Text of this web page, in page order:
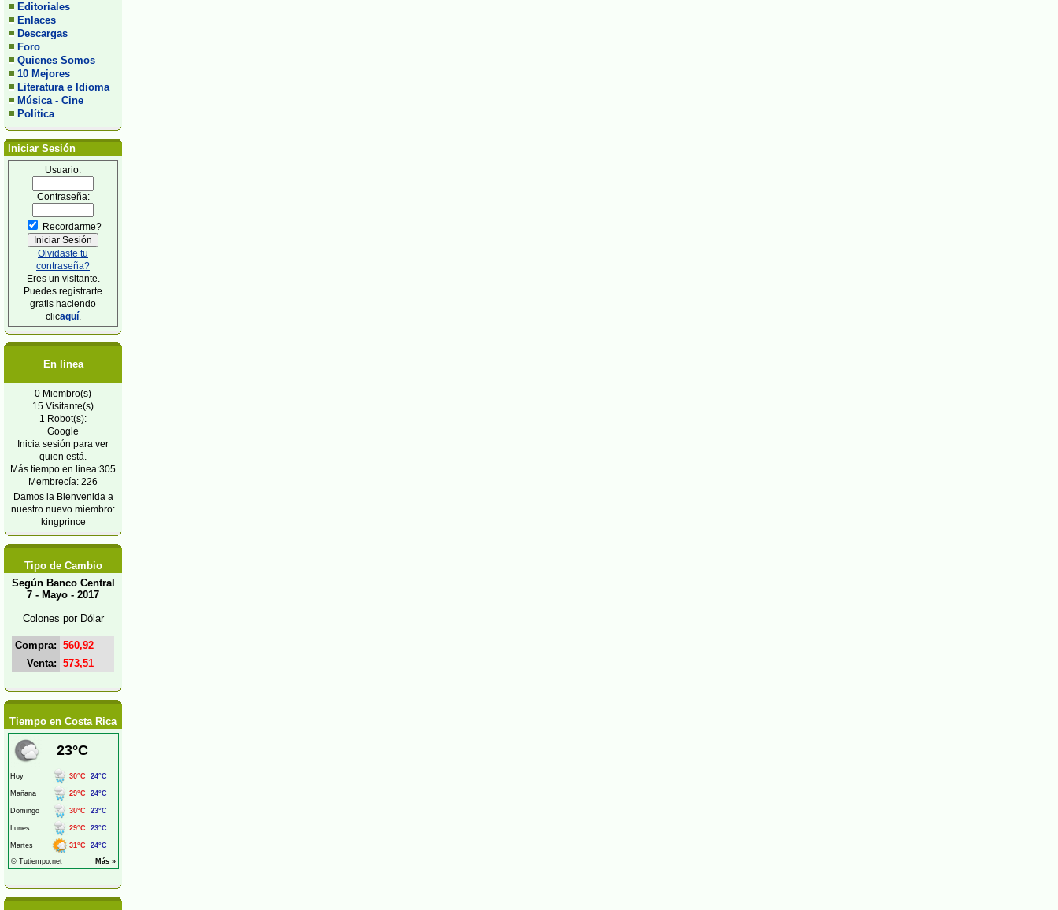
Editoriales
Enlaces
Descargas
Foro
Quienes Somos
10 Mejores
Literatura e Idioma
Música - Cine
Política
Iniciar Sesión
Usuario:
Contraseña:
Recordarme?
Olvidaste tu
contraseña?
Eres un visitante.
Puedes registrarte
gratis haciendo
clicaquí.
En linea
0 Miembro(s)
15 Visitante(s)
1 Robot(s):
Google
Inicia sesión para ver
quien está.
Más tiempo en linea:305
Membrecía: 226
Damos la Bienvenida a
nuestro nuevo miembro:
kingprince
Tipo de Cambio
Según Banco Central
7 - Mayo - 2017
Colones por Dólar
Compra: 560,92
Venta: 573,51
Tiempo en Costa Rica